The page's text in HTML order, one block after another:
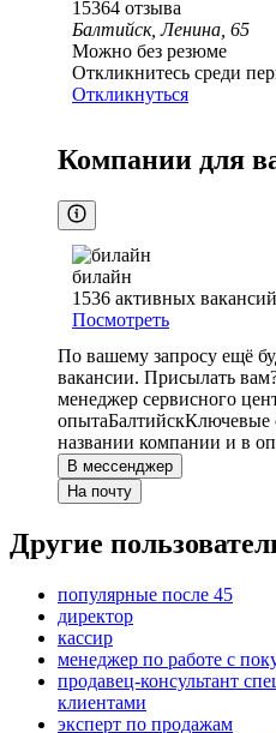
15364 отзыва
Балтийск, Ленина, 65
Можно без резюме
Откликнитесь среди
Откликнуться
Компании для
билайн
1536 активных вакансий
Посмотреть
По вашему запросу ещё
вакансии. Присылать
менеджер сервисного
опытаБалтийскКлючевые
названии компании и в
В мессенджер
На почту
Другие
популярные после 45
директор
кассир
менеджер по работе с
продавец-консультант
клиентами
эксперт по продажам